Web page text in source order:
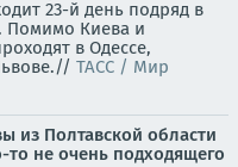
23-й день подряд в
Помимо Киева и
в Одессе,
ТАСС / Мир
из Полтавской области
не очень подходящего